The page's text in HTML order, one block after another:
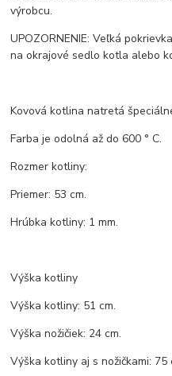
výrobcu.
UPOZORNENIE: Veľká
na okrajové sedlo kotla alebo
Kovová kotlina natretá
Farba je odolná až do 600 ° C.
Rozmer kotliny:
Priemer: 53 cm.
Hrúbka kotliny: 1 mm.
Výška kotliny
Výška kotliny: 51 cm.
Výška nožičiek: 24 cm.
Výška kotliny aj s nožičkami: